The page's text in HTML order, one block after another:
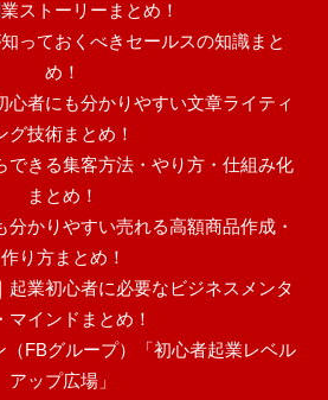
ストーリーまとめ！
っておくべきセールスの知識まと
め！
心者にも分かりやすい文章ライティ
グ技術まとめ！
できる集客方法・やり方・仕組み化
まとめ！
かりやすい売れる高額商品作成・
作り方まとめ！
起業初心者に必要なビジネスメンタ
マインドまとめ！
FBグループ）「初心者起業レベル
アップ広場」